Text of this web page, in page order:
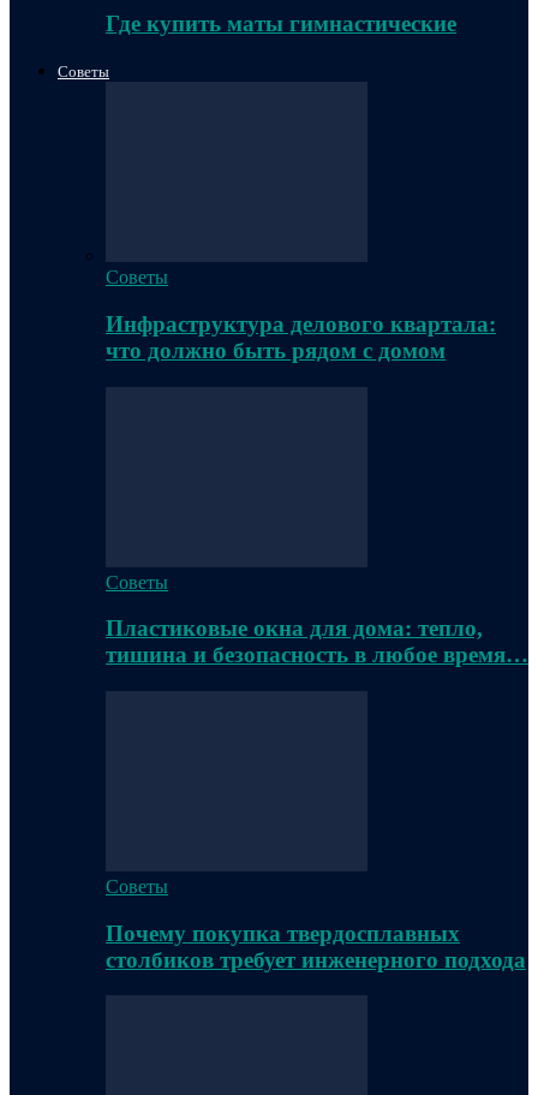
Где купить маты гимнастические
Советы
Советы
Инфраструктура делового квартала:
что должно быть рядом с домом
Советы
Пластиковые окна для дома: тепло,
тишина и безопасность в любое время…
Советы
Почему покупка твердосплавных
столбиков требует инженерного подхода